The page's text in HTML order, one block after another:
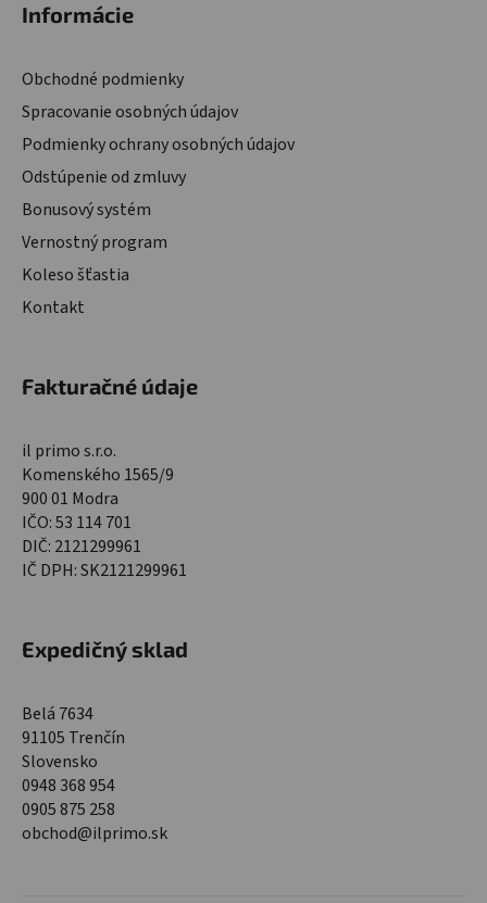
Informácie
Obchodné podmienky
Spracovanie osobných údajov
Podmienky ochrany osobných údajov
Odstúpenie od zmluvy
Bonusový systém
Vernostný program
Koleso šťastia
Kontakt
Fakturačné údaje
il primo s.r.o.
Komenského 1565/9
900 01 Modra
IČO: 53 114 701
DIČ: 2121299961
IČ DPH: SK2121299961
Expedičný sklad
Belá 7634
91105 Trenčín
Slovensko
0948 368 954
0905 875 258
obchod@ilprimo.sk